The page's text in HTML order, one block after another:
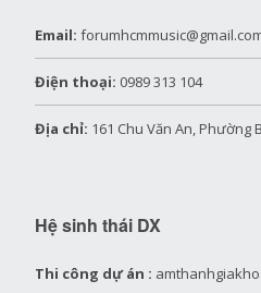
Email:
Điện thoại: 0989 313 104
Địa chỉ: 161 Chu Văn An, Phường
Hệ sinh thái DX
Thi công dự án :